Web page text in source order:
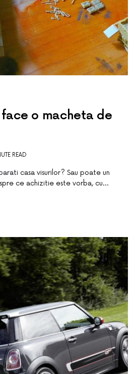
o macheta de
READ
casa visurilor? Sau poate un
ce achizitie este vorba, cu…